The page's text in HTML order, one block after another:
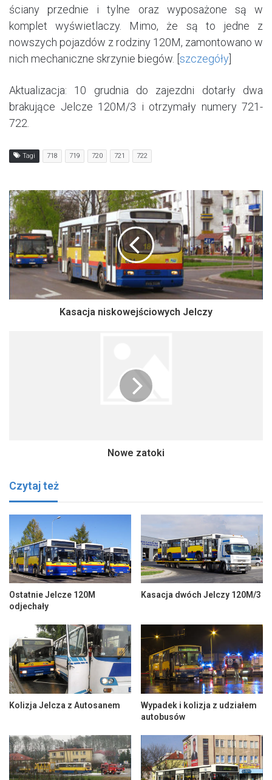
ściany przednie i tylne oraz wyposażone są w
komplet wyświetlaczy. Mimo, że są to jedne z
nowszych pojazdów z rodziny 120M, zamontowano w
nich mechaniczne skrzynie biegów. [szczegóły]
Aktualizacja: 10 grudnia do zajezdni dotarły dwa
brakujące Jelcze 120M/3 i otrzymały numery 721-
722.
Tagi 718 719 720 721 722
Kasacja niskowejściowych Jelczy
Nowe zatoki
Czytaj też
Ostatnie Jelcze 120M
odjechały
Kasacja dwóch Jelczy 120M/3
Kolizja Jelcza z Autosanem
Wypadek i kolizja z udziałem
autobusów